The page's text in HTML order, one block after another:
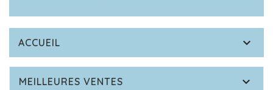
ACCUEIL 
MEILLEURES VENTES 